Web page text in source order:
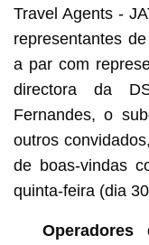
Travel Agents -
representantes
a par com
directora da
Fernandes, o
outros
de boas-vindas
quinta-feira (dia